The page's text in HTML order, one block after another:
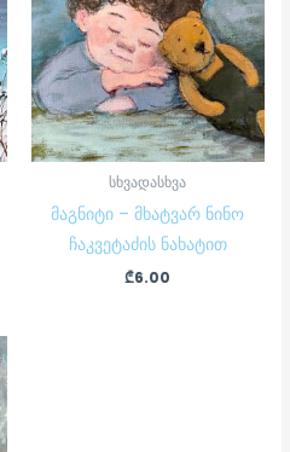
სხვადასხვა
მაგნიტი – მხატვარ ნინო
ჩაკვეტაძის ნახატით
₾6.00